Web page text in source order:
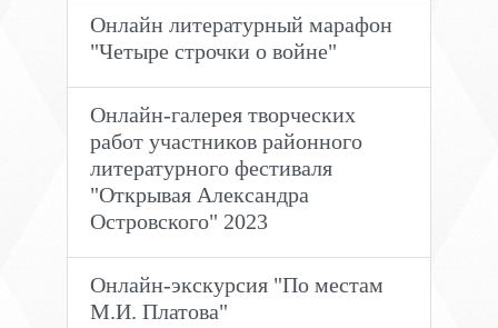
Онлайн литературный марафон
"Четыре строчки о войне"
Онлайн-галерея творческих
работ участников районного
литературного фестиваля
"Открывая Александра
Островского" 2023
Онлайн-экскурсия "По местам
М.И. Платова"